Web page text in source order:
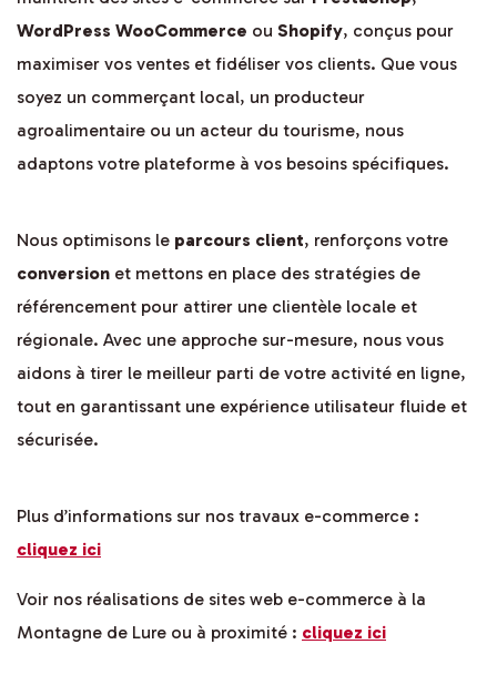
WordPress WooCommerce ou Shopify, conçus pour
maximiser vos ventes et fidéliser vos clients. Que vous
soyez un commerçant local, un producteur
agroalimentaire ou un acteur du tourisme, nous
adaptons votre plateforme à vos besoins spécifiques.
Nous optimisons le parcours client, renforçons votre
conversion et mettons en place des stratégies de
référencement pour attirer une clientèle locale et
régionale. Avec une approche sur-mesure, nous vous
aidons à tirer le meilleur parti de votre activité en ligne,
tout en garantissant une expérience utilisateur fluide et
sécurisée.
Plus d’informations sur nos travaux e-commerce :
cliquez ici
Voir nos réalisations de sites web e-commerce à la
Montagne de Lure ou à proximité : cliquez ici